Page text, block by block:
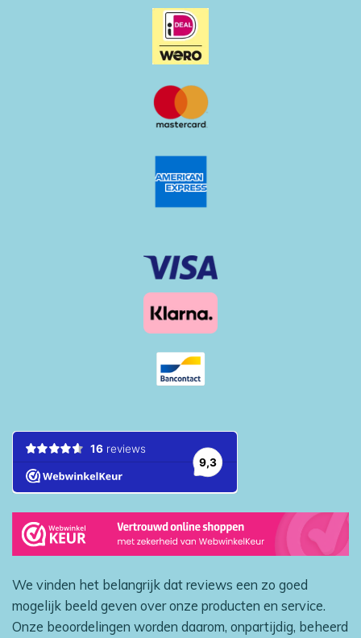
We vinden het belangrijk dat reviews een zo goed
mogelijk beeld geven over onze producten en service.
Onze beoordelingen worden daarom, onpartijdig, beheerd